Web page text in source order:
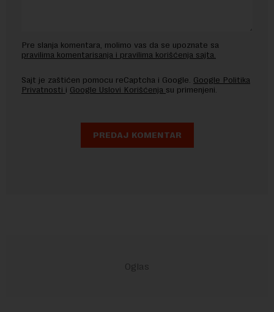
Pre slanja komentara, molimo vas da se upoznate sa
pravilima komentarisanja i pravilima korišćenja sajta.
Sajt je zaštićen pomocu reCaptcha i Google. Google Politika
Privatnosti i Google Uslovi Korišćenja su primenjeni.